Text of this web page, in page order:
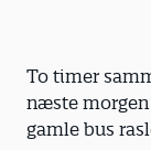
To timer
næste
gamle bus